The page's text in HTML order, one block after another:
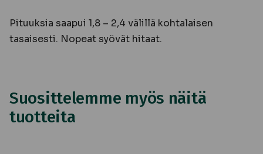
Pituuksia saapui 1,8 – 2,4 välillä kohtalaisen
tasaisesti. Nopeat syövät hitaat.
Suosittelemme myös näitä
tuotteita